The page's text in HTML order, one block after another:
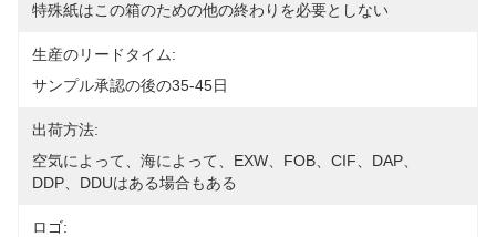
特殊紙はこの箱のための他の終わりを必要としない
生産のリードタイム:
サンプル承認の後の35-45日
出荷方法:
空気によって、海によって、EXW、FOB、CIF、DAP、
DDP、DDUはある場合もある
ロゴ: